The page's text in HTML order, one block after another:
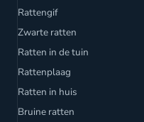
Rattengif
Zwarte ratten
Ratten in de tuin
Rattenplaag
Ratten in huis
Bruine ratten